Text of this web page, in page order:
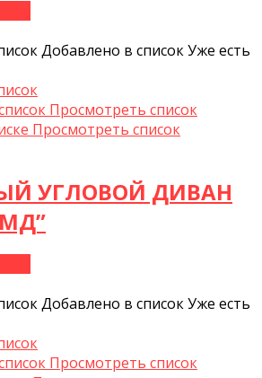
Добавлено в списокУже есть
Просмотреть список
Просмотреть список
УГЛОВОЙ ДИВАН
Добавлено в списокУже есть
Просмотреть список